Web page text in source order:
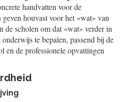
handvatten voor de
houvast voor het «wat» van
de scholen om dat «wat» verder in
te bepalen, passend bij de
en de professionele opvattingen